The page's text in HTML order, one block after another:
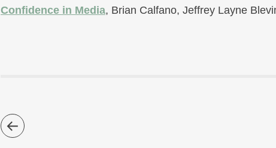
Confidence in Media, Brian Calfano, Jeffrey Layne